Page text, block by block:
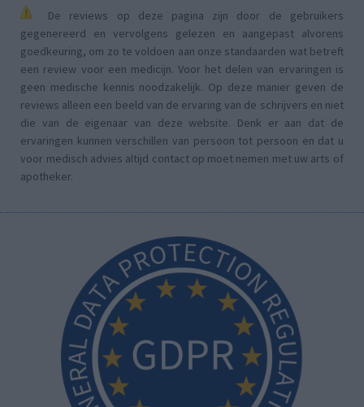
De reviews op deze pagina zijn door de gebruikers
gegenereerd en vervolgens gelezen en aangepast alvorens
goedkeuring, om zo te voldoen aan onze standaarden wat betreft
een review voor een medicijn. Voor het delen van ervaringen is
geen medische kennis noodzakelijk. Op deze manier geven de
reviews alleen een beeld van de ervaring van de schrijvers en niet
die van de eigenaar van deze website. Denk er aan dat de
ervaringen kunnen verschillen van persoon tot persoon en dat u
voor medisch advies altijd contact op moet nemen met uw arts of
apotheker.